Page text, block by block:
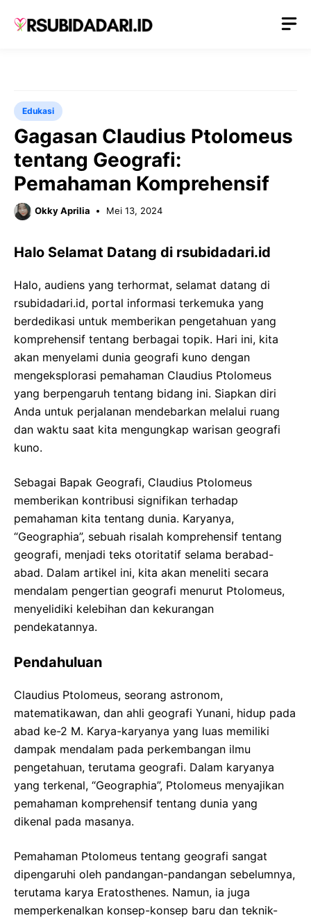
Edukasi
Gagasan Claudius Ptolomeus
tentang Geografi:
Pemahaman Komprehensif
Okky Aprilia Mei 13, 2024
Halo Selamat Datang di rsubidadari.id
Halo, audiens yang terhormat, selamat datang di
rsubidadari.id, portal informasi terkemuka yang
berdedikasi untuk memberikan pengetahuan yang
komprehensif tentang berbagai topik. Hari ini, kita
akan menyelami dunia geografi kuno dengan
mengeksplorasi pemahaman Claudius Ptolomeus
yang berpengaruh tentang bidang ini. Siapkan diri
Anda untuk perjalanan mendebarkan melalui ruang
dan waktu saat kita mengungkap warisan geografi
kuno.
Sebagai Bapak Geografi, Claudius Ptolomeus
memberikan kontribusi signifikan terhadap
pemahaman kita tentang dunia. Karyanya,
“Geographia”, sebuah risalah komprehensif tentang
geografi, menjadi teks otoritatif selama berabad-
abad. Dalam artikel ini, kita akan meneliti secara
mendalam pengertian geografi menurut Ptolomeus,
menyelidiki kelebihan dan kekurangan
pendekatannya.
Pendahuluan
Claudius Ptolomeus, seorang astronom,
matematikawan, dan ahli geografi Yunani, hidup pada
abad ke-2 M. Karya-karyanya yang luas memiliki
dampak mendalam pada perkembangan ilmu
pengetahuan, terutama geografi. Dalam karyanya
yang terkenal, “Geographia”, Ptolomeus menyajikan
pemahaman komprehensif tentang dunia yang
dikenal pada masanya.
Pemahaman Ptolomeus tentang geografi sangat
dipengaruhi oleh pandangan-pandangan sebelumnya,
terutama karya Eratosthenes. Namun, ia juga
memperkenalkan konsep-konsep baru dan teknik-